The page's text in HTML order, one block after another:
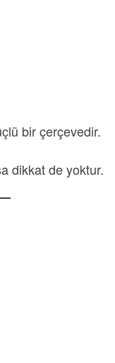
bir çerçevedir.
dikkat de yoktur.